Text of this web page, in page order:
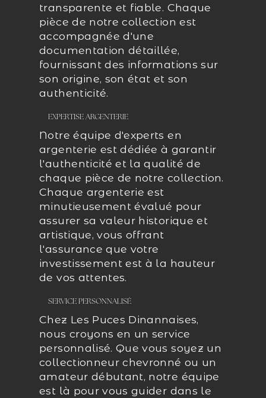
transparente et fiable. Chaque
pièce de notre collection est
accompagnée d'une
documentation détaillée,
fournissant des informations sur
son origine, son état et son
authenticité.
EXPERTISE ARGENTERIE
Notre équipe d'experts en
argenterie est dédiée à garantir
l'authenticité et la qualité de
chaque pièce de notre collection.
Chaque argenterie est
minutieusement évalué pour
assurer sa valeur historique et
artistique, vous offrant
l'assurance que votre
investissement est à la hauteur
de vos attentes.
SERVICE PERSONNALISÉ
Chez Les Puces Dinannaises,
nous croyons en un service
personnalisé. Que vous soyez un
collectionneur chevronné ou un
amateur débutant, notre équipe
est là pour vous guider dans le